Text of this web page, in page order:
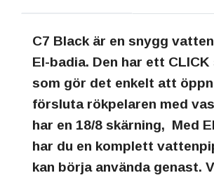
C7 Black är en snygg
El-badia. Den har ett
som gör det enkelt att
försluta rökpelaren med
har en 18/8 skärning, Med
har du en komplett
kan börja använda genast.